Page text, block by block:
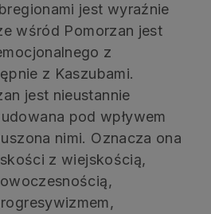
jest wyraźnie
wśród Pomorzan jest
z
z Kaszubami.
jest nieustannie
pod wpływem
nimi. Oznacza ona
z wiejskością,